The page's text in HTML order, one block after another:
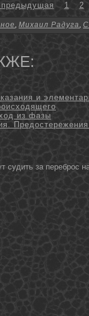
предыдущая 1 2
, Михаил Радуга,
и
из фазы
судить за переброс